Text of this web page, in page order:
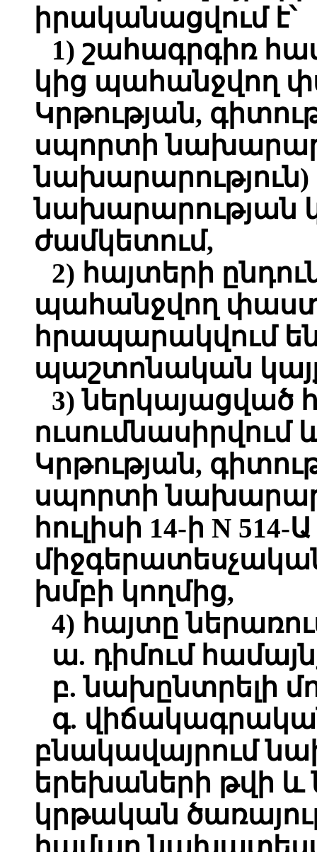
իրականացվում է՝
1) շահագրգիռ
կից պահանջվող
Կրթության,
սպորտի
նախարարություն)
նախարարության
ժամկետում,
2) հայտերի
պահանջվող
հրապարակվում
պաշտոնական
3) ներկայացված
Կրթության,
սպորտի
հուլիսի 14-ի N
խմբի կողմից,
4) հայտը
ա. դիմում
բ. նախընտրելի
գ.
բնակավայրում
երեխաների թվի
կրթական